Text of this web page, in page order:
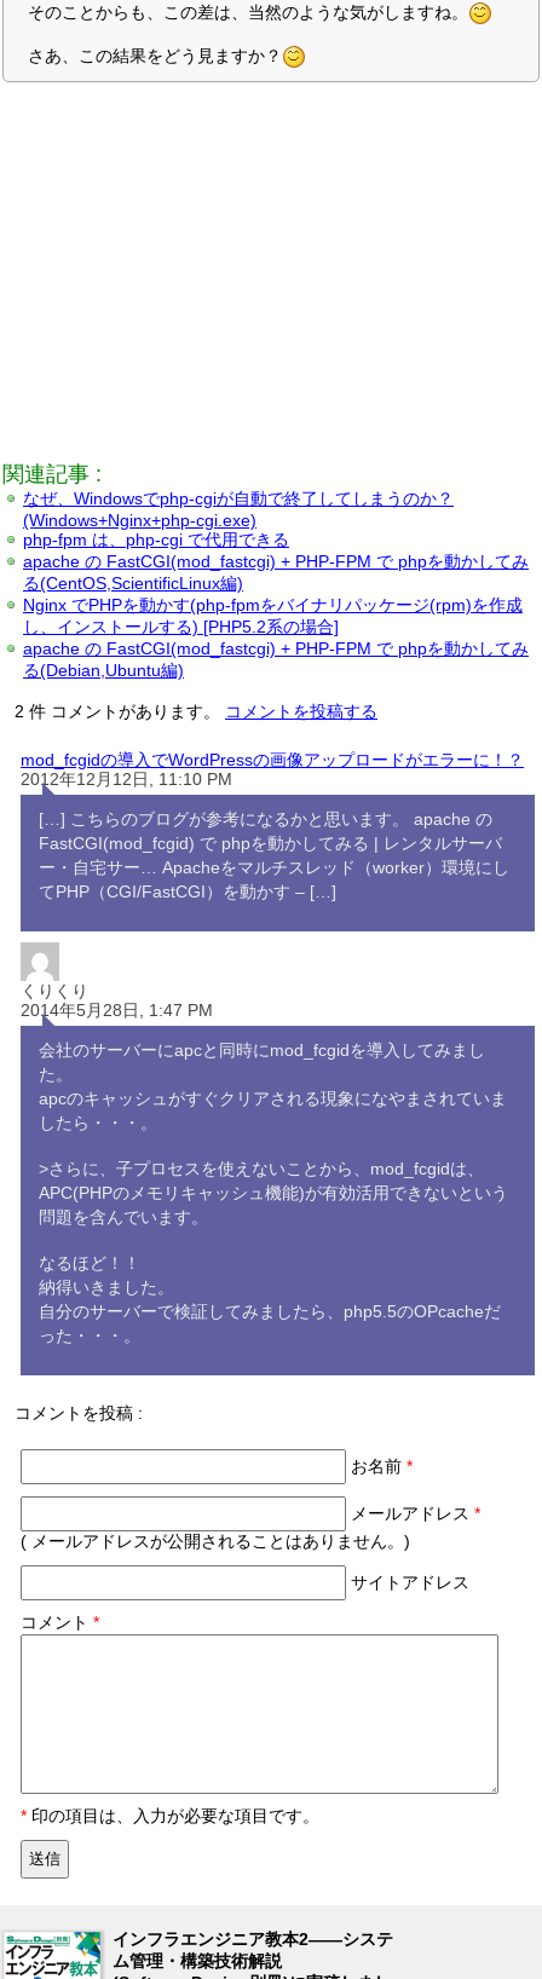
そのことからも、この差は、当然のような気がしますね。
さあ、この結果をどう見ますか？
関連記事 :
なぜ、Windowsでphp-cgiが自動で終了してしまうのか？
(Windows+Nginx+php-cgi.exe)
php-fpm は、php-cgi で代用できる
apache の FastCGI(mod_fastcgi) + PHP-FPM で phpを動かしてみ
る(CentOS,ScientificLinux編)
Nginx でPHPを動かす(php-fpmをバイナリパッケージ(rpm)を作成
し、インストールする) [PHP5.2系の場合]
apache の FastCGI(mod_fastcgi) + PHP-FPM で phpを動かしてみ
る(Debian,Ubuntu編)
2 件 コメントがあります。 コメントを投稿する
mod_fcgidの導入でWordPressの画像アップロードがエラーに！？
2012年12月12日, 11:10 PM
[…] こちらのブログが参考になるかと思います。 apache の
FastCGI(mod_fcgid) で phpを動かしてみる | レンタルサーバ
ー・自宅サー… Apacheをマルチスレッド（worker）環境にし
てPHP（CGI/FastCGI）を動かす – […]
くりくり
2014年5月28日, 1:47 PM
会社のサーバーにapcと同時にmod_fcgidを導入してみまし
た。
apcのキャッシュがすぐクリアされる現象になやまされていま
したら・・・。
>さらに、子プロセスを使えないことから、mod_fcgidは、
APC(PHPのメモリキャッシュ機能)が有効活用できないという
問題を含んでいます。
なるほど！！
納得いきました。
自分のサーバーで検証してみましたら、php5.5のOPcacheだ
った・・・。
コメントを投稿 :
お名前*
メールアドレス*
( メールアドレスが公開されることはありません。)
サイトアドレス
コメント *
* 印の項目は、入力が必要な項目です。
インフラエンジニア教本2――システ
ム管理・構築技術解説